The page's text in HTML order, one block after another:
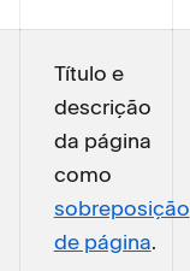
Título e
descrição
da página
como
sobreposição
de página.